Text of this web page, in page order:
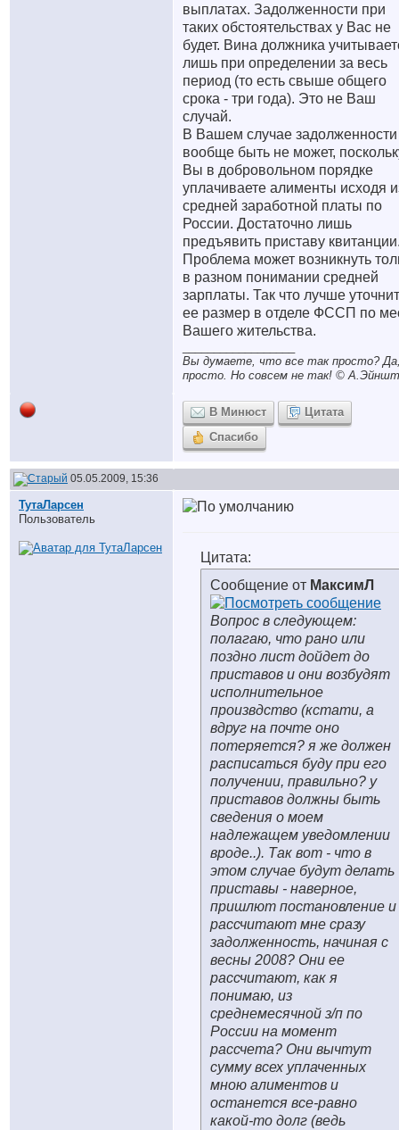
выплатах. Задолженности при
таких обстоятельствах у Вас не
будет. Вина должника
лишь при определении за весь
период (то есть свыше общего
срока - три года). Это не Ваш
случай.
В Вашем случае задолженности
вообще быть не может,
Вы в добровольном порядке
уплачиваете алименты исходя
средней заработной платы по
России. Достаточно лишь
предъявить приставу
Проблема может возникнуть
в разном понимании средней
зарплаты. Так что лучше
ее размер в отделе ФССП по
Вашего жительства.
Вы думаете, что все так просто?
просто. Но совсем не так! ©
В Минюст
Цитата
Спасибо
05.05.2009, 15:36
ТутаЛарсен
Пользователь
Цитата:
Сообщение от МаксимЛ
Вопрос в следующем:
полагаю, что рано или
поздно лист дойдет до
приставов и они возбудят
исполнительное
произвдство (кстати, а
вдруг на почте оно
потеряется? я же должен
расписаться буду при его
получении, правильно? у
приставов должны быть
сведения о моем
надлежащем уведомлении
вроде..). Так вот - что в
этом случае будут делать
приставы - наверное,
пришлют постановление и
рассчитают мне сразу
задолженность, начиная с
весны 2008? Они ее
рассчитают, как я
понимаю, из
среднемесячной з/п по
России на момент
рассчета? Они вычтут
сумму всех уплаченных
мною алиментов и
останется все-равно
какой-то долг (ведь